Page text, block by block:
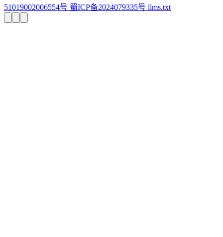
51019002006554号 蜀ICP备2024079335号 llms.txt